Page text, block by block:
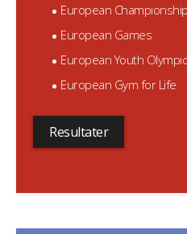
European
European Games
European Youth Olympic
European Gym for Life
Resultater